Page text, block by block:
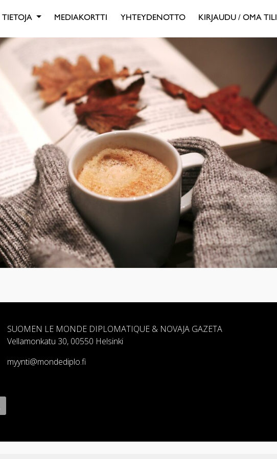
TIETOJA MEDIAKORTTI YHTEYDENOTTO KIRJAUDU / OMA TILI
SUOMEN LE MONDE DIPLOMATIQUE & NOVAJA GAZETA
Vellamonkatu 30, 00550 Helsinki
myynti@mondediplo.fi